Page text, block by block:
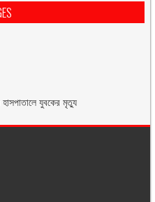
হাসপাতালে যুবকের মৃত্যু